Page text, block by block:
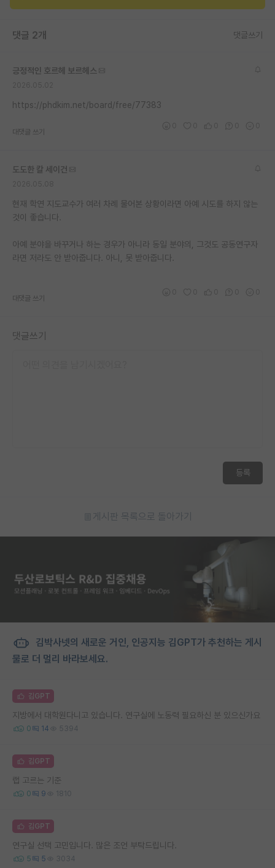
댓글 2개 댓글쓰기
긍정적인 호르헤 보르헤스
https://phdkim.net/board/free/77383
대댓글 쓰기
도도한 칼 세이건
현재 학연 지도교수가 여러 차례 물어본 상황이라면 아예 시도를 하지 않는
것이 좋습니다.
아예 분야을 바꾸거나 하는 경우가 아니라 동일 분야의, 그것도 공동연구자
라면 저라도 안 받아줍니다. 아니, 못 받아줍니다.
대댓글 쓰기
댓글쓰기
등록
게시판 목록으로 돌아가기
김박사넷의 새로운 거인, 인공지능 김GPT가 추천하는 게시
물로 더 멀리 바라보세요.
김GPT
지방에서 대학원다니고 있습니다. 연구실에 노동력 필요하신 분 있으신가요
0 14 5394
김GPT
랩 고르는 기준
0 9 1810
김GPT
연구실 선택 고민입니다. 많은 조언 부탁드립니다.
5 5 3034